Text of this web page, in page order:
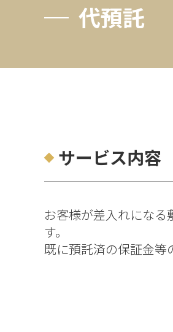
代預託
サービス内容
お客様が差入れにな
す。
既に預託済の保証金等